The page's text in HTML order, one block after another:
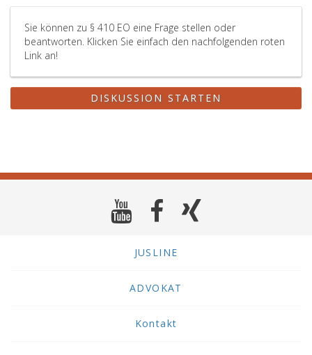
Sie können zu § 410 EO eine Frage stellen oder
beantworten. Klicken Sie einfach den nachfolgenden roten
Link an!
DISKUSSION STARTEN
JUSLINE
ADVOKAT
Kontakt